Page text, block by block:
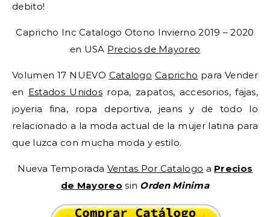
debito!
Capricho Inc Catalogo Otono Invierno 2019 – 2020
en USA Precios de Mayoreo
Volumen 17 NUEVO Catalogo Capricho para Vender
en Estados Unidos ropa, zapatos, accesorios, fajas,
joyeria fina, ropa deportiva, jeans y de todo lo
relacionado a la moda actual de la mujer latina para
que luzca con mucha moda y estilo.
Nueva Temporada Ventas Por Catalogo a Precios
de Mayoreo sin Orden Minima